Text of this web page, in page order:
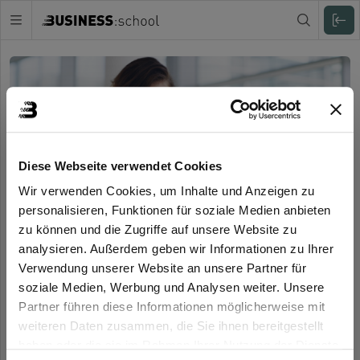
Diese Webseite verwendet Cookies
Wir verwenden Cookies, um Inhalte und Anzeigen zu
personalisieren, Funktionen für soziale Medien anbieten
zu können und die Zugriffe auf unsere Website zu
analysieren. Außerdem geben wir Informationen zu Ihrer
Verwendung unserer Website an unsere Partner für
soziale Medien, Werbung und Analysen weiter. Unsere
Partner führen diese Informationen möglicherweise mit
weiteren Daten zusammen, die Sie ihnen bereitgestellt
Zuklappen
Willkommen
Melde Dich in Deinem Online-Campus der
Business:school an, um fortzufahren.
Einloggen
Benutzername oder E-Mail-Adresse: